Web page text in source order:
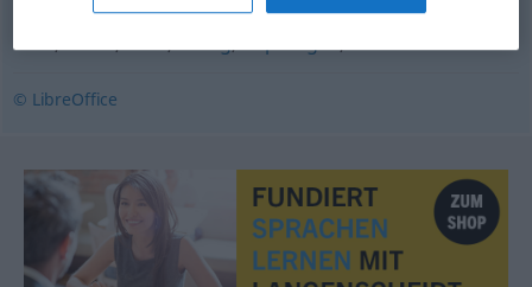
fræk
© LibreOffice